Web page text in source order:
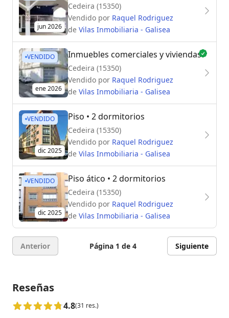
jun 2026
Cedeira (15350)
Vendido por Raquel Rodriguez
de Vilas Inmobiliaria - Galisea
VENDIDO
ene 2026
Inmuebles comerciales y viviendas
Cedeira (15350)
Vendido por Raquel Rodriguez
de Vilas Inmobiliaria - Galisea
VENDIDO
dic 2025
Piso • 2 dormitorios
Cedeira (15350)
Vendido por Raquel Rodriguez
de Vilas Inmobiliaria - Galisea
VENDIDO
dic 2025
Piso ático • 2 dormitorios
Cedeira (15350)
Vendido por Raquel Rodriguez
de Vilas Inmobiliaria - Galisea
Anterior Página 1 de 4 Siguiente
Reseñas
4.8(31 res.)